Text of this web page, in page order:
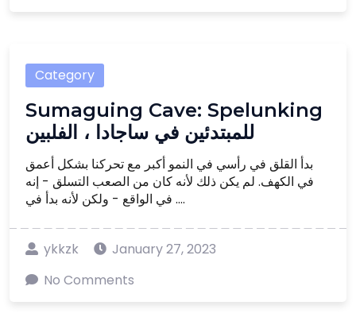
Category
Sumaguing Cave: Spelunking
للمبتدئين في ساجادا ، الفلبين
بدأ القلق في رأسي في النمو أكبر مع تحركنا بشكل أعمق
في الكهف. لم يكن ذلك لأنه كان من الصعب التسلق - إنه
في الواقع - ولكن لأنه بدأ في ....
ykkzk
January 27, 2023
No Comments